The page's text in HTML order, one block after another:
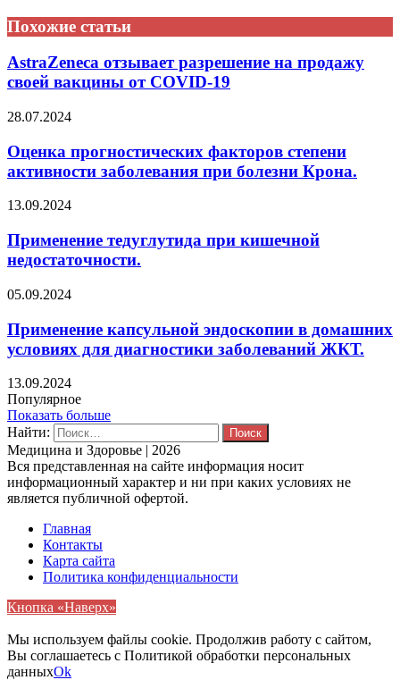
Похожие статьи
AstraZeneca отзывает разрешение на продажу
своей вакцины от COVID-19
28.07.2024
Оценка прогностических факторов степени
активности заболевания при болезни Крона.
13.09.2024
Применение тедуглутида при кишечной
недостаточности.
05.09.2024
Применение капсульной эндоскопии в домашних
условиях для диагностики заболеваний ЖКТ.
13.09.2024
Популярное
Показать больше
Найти:
Медицина и Здоровье | 2026
Вся представленная на сайте информация носит
информационный характер и ни при каких условиях не
является публичной офертой.
Главная
Контакты
Карта сайта
Политика конфиденциальности
Кнопка «Наверх»
Мы используем файлы cookie. Продолжив работу с сайтом,
Вы соглашаетесь с Политикой обработки персональных
данныхOk